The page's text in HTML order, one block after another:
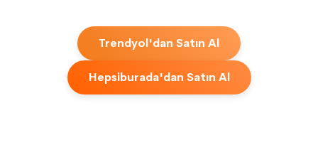
Trendyol'dan Satın Al
Hepsiburada'dan Satın Al